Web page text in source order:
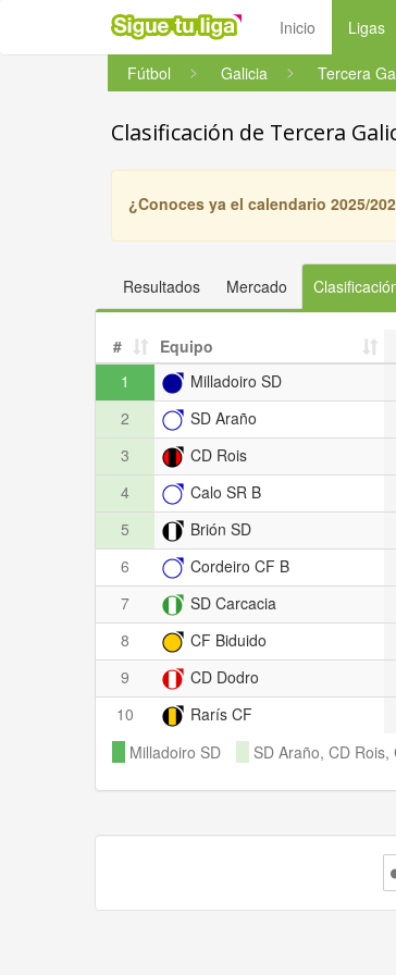
Inicio Ligas
Fútbol Galicia Tercera
Clasificación de Tercera
¿Conoces ya el calendario 2025/
Resultados Mercado
# Equipo
1
Milladoiro SD
2
SD Araño
3
CD Rois
4
Calo SR B
5
Brión SD
6
Cordeiro CF B
7
SD Carcacia
8
CF Biduido
9
CD Dodro
10
Rarís CF
Milladoiro SD
SD Araño, CD